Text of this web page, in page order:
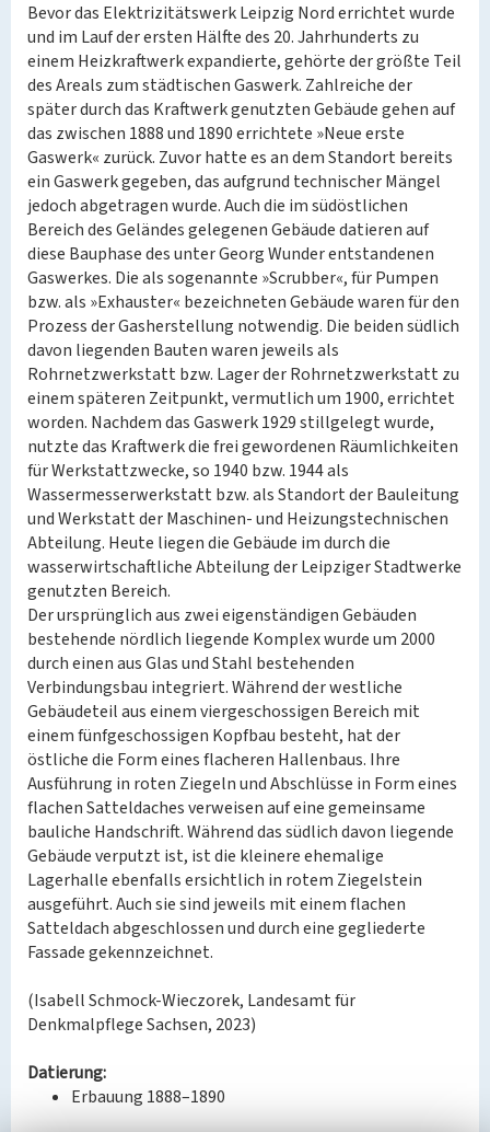
Bevor das Elektrizitätswerk Leipzig Nord errichtet wurde
und im Lauf der ersten Hälfte des 20. Jahrhunderts zu
einem Heizkraftwerk expandierte, gehörte der größte Teil
des Areals zum städtischen Gaswerk. Zahlreiche der
später durch das Kraftwerk genutzten Gebäude gehen auf
das zwischen 1888 und 1890 errichtete »Neue erste
Gaswerk« zurück. Zuvor hatte es an dem Standort bereits
ein Gaswerk gegeben, das aufgrund technischer Mängel
jedoch abgetragen wurde. Auch die im südöstlichen
Bereich des Geländes gelegenen Gebäude datieren auf
diese Bauphase des unter Georg Wunder entstandenen
Gaswerkes. Die als sogenannte »Scrubber«, für Pumpen
bzw. als »Exhauster« bezeichneten Gebäude waren für den
Prozess der Gasherstellung notwendig. Die beiden südlich
davon liegenden Bauten waren jeweils als
Rohrnetzwerkstatt bzw. Lager der Rohrnetzwerkstatt zu
einem späteren Zeitpunkt, vermutlich um 1900, errichtet
worden. Nachdem das Gaswerk 1929 stillgelegt wurde,
nutzte das Kraftwerk die frei gewordenen Räumlichkeiten
für Werkstattzwecke, so 1940 bzw. 1944 als
Wassermesserwerkstatt bzw. als Standort der Bauleitung
und Werkstatt der Maschinen- und Heizungstechnischen
Abteilung. Heute liegen die Gebäude im durch die
wasserwirtschaftliche Abteilung der Leipziger Stadtwerke
genutzten Bereich.
Der ursprünglich aus zwei eigenständigen Gebäuden
bestehende nördlich liegende Komplex wurde um 2000
durch einen aus Glas und Stahl bestehenden
Verbindungsbau integriert. Während der westliche
Gebäudeteil aus einem viergeschossigen Bereich mit
einem fünfgeschossigen Kopfbau besteht, hat der
östliche die Form eines flacheren Hallenbaus. Ihre
Ausführung in roten Ziegeln und Abschlüsse in Form eines
flachen Satteldaches verweisen auf eine gemeinsame
bauliche Handschrift. Während das südlich davon liegende
Gebäude verputzt ist, ist die kleinere ehemalige
Lagerhalle ebenfalls ersichtlich in rotem Ziegelstein
ausgeführt. Auch sie sind jeweils mit einem flachen
Satteldach abgeschlossen und durch eine gegliederte
Fassade gekennzeichnet.
(Isabell Schmock-Wieczorek, Landesamt für
Denkmalpflege Sachsen, 2023)
Datierung:
Erbauung 1888–1890